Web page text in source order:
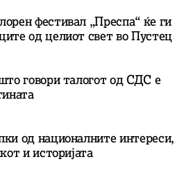
фестивал „Преспа“ ќе ги
од целиот свет во Пустец
говори талогот од СДС е
од националните интереси,
и историјата